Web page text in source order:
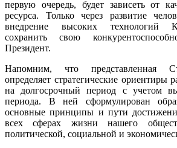
первую очередь, будет зависеть от
ресурса. Только через развитие
внедрение высоких технологий
сохранить свою
Президент.
Напомним, что представленная
определяет стратегические ориентиры
на долгосрочный период с учетом
периода. В ней сформулирован
основные принципы и пути
всех сферах жизни нашего
политической, социальной и